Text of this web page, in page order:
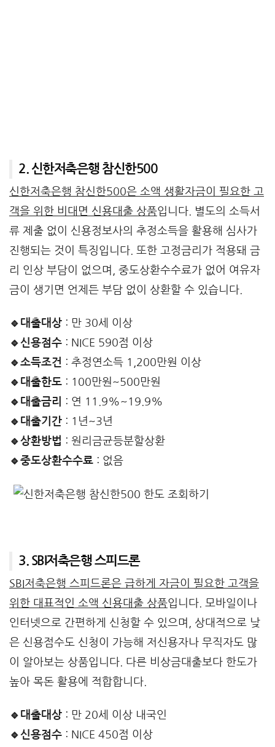
2. 신한저축은행 참신한500
신한저축은행 참신한500은 소액 생활자금이 필요한 고
객을 위한 비대면 신용대출 상품입니다. 별도의 소득서
류 제출 없이 신용정보사의 추정소득을 활용해 심사가
진행되는 것이 특징입니다. 또한 고정금리가 적용돼 금
리 인상 부담이 없으며, 중도상환수수료가 없어 여유자
금이 생기면 언제든 부담 없이 상환할 수 있습니다.
🔹대출대상 : 만 30세 이상
🔹신용점수 : NICE 590점 이상
🔹소득조건 : 추정연소득 1,200만원 이상
🔹대출한도 : 100만원~500만원
🔹대출금리
: 연 11.9%~19.9%
🔹대출기간 : 1년~3년
🔹상환방법 : 원리금균등분할상환
🔹중도상환수수료 : 없음
3. SBI저축은행 스피드론
SBI저축은행 스피드론은 급하게 자금이 필요한 고객을
위한 대표적인 소액 신용대출 상품입니다. 모바일이나
인터넷으로 간편하게 신청할 수 있으며, 상대적으로 낮
은 신용점수도 신청이 가능해 저신용자나 무직자도 많
이 알아보는 상품입니다. 다른 비상금대출보다 한도가
높아 목돈 활용에 적합합니다.
🔹대출대상 : 만 20세 이상 내국인
🔹신용점수 : NICE 450점 이상